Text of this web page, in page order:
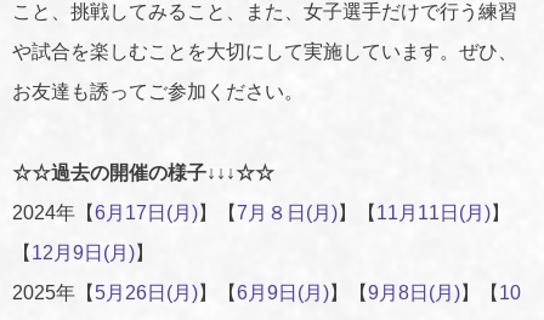
こと、挑戦してみること、また、女子選手だけで行う練習
や試合を楽しむことを大切にして実施しています。ぜひ、
お友達も誘ってご参加ください。
☆☆過去の開催の様子↓↓↓☆☆
2024年【6月17日(月)】【7月８日(月)】【 11月11日(月)】
【 12月9日(月)】
2025年【 5月26日(月)】【6月9日(月)】【9月8日(月)】【 10